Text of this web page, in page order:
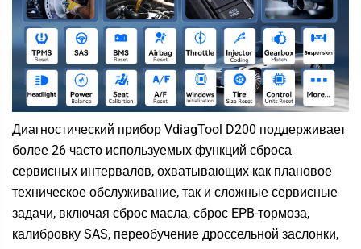
Диагностический прибор VdiagTool D200 поддерживает
более 26 часто используемых функций сброса
сервисных интервалов, охватывающих как плановое
техническое обслуживание, так и сложные сервисные
задачи, включая сброс масла, сброс EPB-тормоза,
калибровку SAS, переобучение дроссельной заслонки,